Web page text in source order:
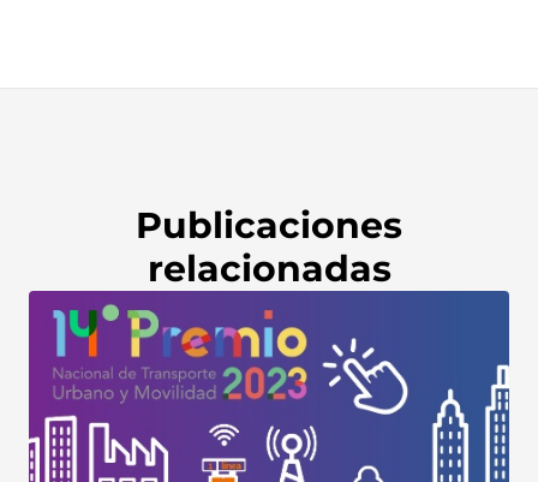
Publicaciones
relacionadas